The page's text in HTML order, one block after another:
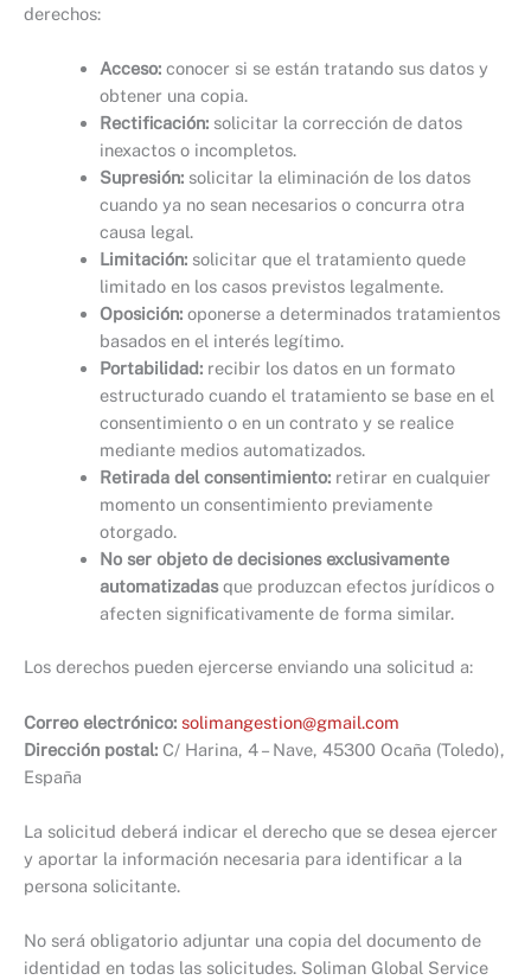
derechos:
Acceso:conocer si se están tratando sus datos y
obtener una copia.
Rectificación:solicitar la corrección de datos
inexactos o incompletos.
Supresión:solicitar la eliminación de los datos
cuando ya no sean necesarios o concurra otra
causa legal.
Limitación:solicitar que el tratamiento quede
limitado en los casos previstos legalmente.
Oposición:oponerse a determinados tratamientos
basados en el interés legítimo.
Portabilidad:recibir los datos en un formato
estructurado cuando el tratamiento se base en el
consentimiento o en un contrato y se realice
mediante medios automatizados.
Retirada del consentimiento:retirar en cualquier
momento un consentimiento previamente
otorgado.
No ser objeto de decisiones exclusivamente
automatizadasque produzcan efectos jurídicos o
afecten significativamente de forma similar.
Los derechos pueden ejercerse enviando una solicitud a:
Correo electrónico: solimangestion@gmail.com
Dirección postal: C/ Harina, 4 – Nave, 45300 Ocaña (Toledo),
España
La solicitud deberá indicar el derecho que se desea ejercer
y aportar la información necesaria para identificar a la
persona solicitante.
No será obligatorio adjuntar una copia del documento de
identidad en todas las solicitudes. Soliman Global Service